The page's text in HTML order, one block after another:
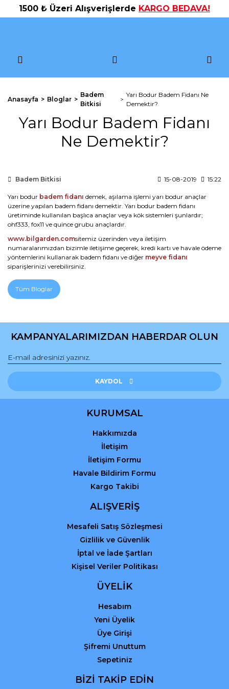
1500 ₺ Üzeri Alışverişlerde KARGO BEDAVA!
Anasayfa Bloglar
Badem
Bitkisi
Yarı Bodur Badem Fidanı Ne
Demektir?
Yarı Bodur Badem Fidanı
Ne Demektir?
Badem Bitkisi 15-08-2019 15:22
Yarı bodur badem fidanı demek, aşılama işlemi yarı bodur anaçlar
üzerine yapılan badem fidanı demektir. Yarı bodur badem fidanı
üretiminde kullanılan başlıca anaçlar veya kök sistemleri şunlardır;
ohf333, fox11 ve quince grubu anaçlardır.
www.bilgarden.comsitemiz üzerinden veya iletişim
numaralarımızdan bizimle iletişime geçerek, kredi kartı ve havale ödeme
yöntemlerini kullanarak badem fidanı ve diğer meyve fidanı
siparişlerinizi verebilirsiniz.
Tüm Bloglar
KAMPANYALARIMIZDAN HABERDAR OLUN
KAYDOL
KURUMSAL
Hakkımızda
İletişim
İletişim Formu
Havale Bildirim Formu
Kargo Takibi
ALIŞVERİŞ
Mesafeli Satış Sözleşmesi
Gizlilik ve Güvenlik
İptal ve İade Şartları
Kişisel Veriler Politikası
ÜYELİK
Hesabım
Yeni Üyelik
Üye Girişi
Şifremi Unuttum
Sepetiniz
BİZİ TAKİP EDİN